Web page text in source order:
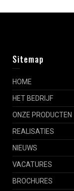
Sitemap
HOME
HET BEDRIJF
ONZE PRODUCTEN
REALISATIES
NIEUWS
VACATURES
BROCHURES